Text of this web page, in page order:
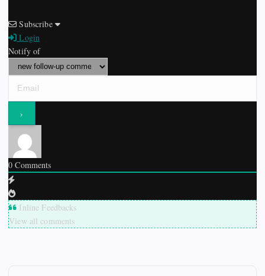
Subscribe
Login
Notify of
0 Comments
Inline Feedbacks
View all comments